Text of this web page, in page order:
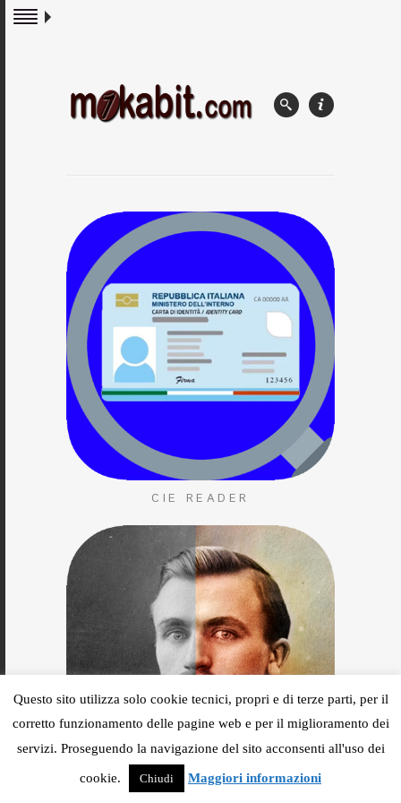
CIE READER
Questo sito utilizza solo cookie tecnici, propri e di terze parti, per il
corretto funzionamento delle pagine web e per il miglioramento dei
servizi. Proseguendo la navigazione del sito acconsenti all'uso dei
cookie. Chiudi Maggiori informazioni